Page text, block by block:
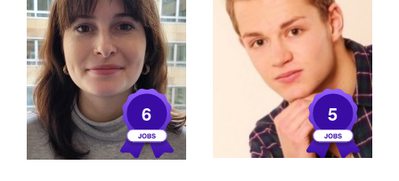
6 5